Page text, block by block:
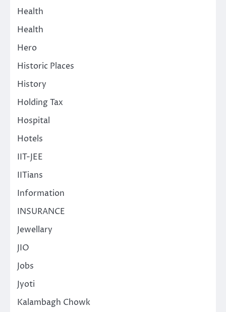
Health
Health
Hero
Historic Places
History
Holding Tax
Hospital
Hotels
IIT-JEE
IITians
Information
INSURANCE
Jewellary
JIO
Jobs
Jyoti
Kalambagh Chowk